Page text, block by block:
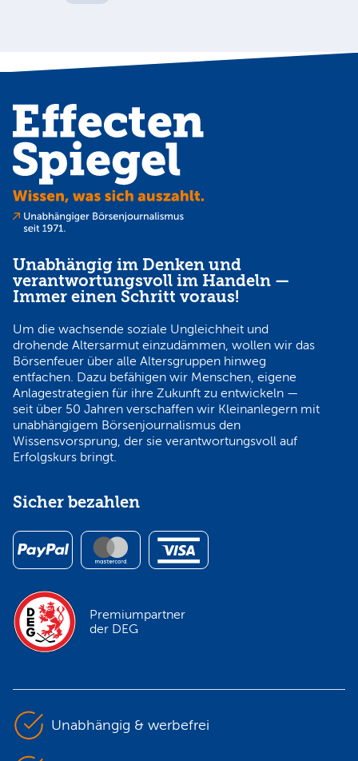
Unabhängig im Denken und
verantwortungsvoll im Handeln —
Immer einen Schritt voraus!
Um die wachsende soziale Ungleichheit und
drohende Altersarmut einzudämmen, wollen wir das
Börsenfeuer über alle Altersgruppen hinweg
entfachen. Dazu befähigen wir Menschen, eigene
Anlagestrategien für ihre Zukunft zu entwickeln —
seit über 50 Jahren verschaffen wir Kleinanlegern mit
unabhängigem Börsenjournalismus den
Wissensvorsprung, der sie verantwortungsvoll auf
Erfolgskurs bringt.
Sicher bezahlen
Premiumpartner
der DEG
Unabhängig & werbefrei